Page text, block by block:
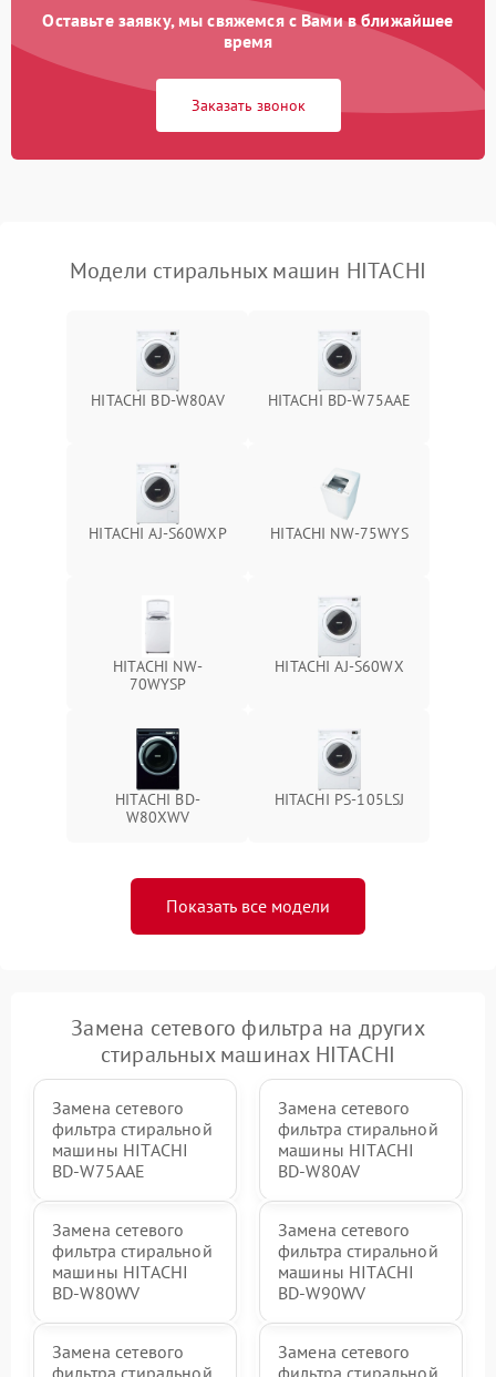
Оставьте заявку, мы свяжемся с Вами в ближайшее
время
Заказать звонок
Модели стиральных машин HITACHI
HITACHI BD-W80AV HITACHI BD-W75AAE
HITACHI AJ-S60WXP HITACHI NW-75WYS
HITACHI NW-
70WYSP
HITACHI AJ-S60WX
HITACHI BD-
W80XWV
HITACHI PS-105LSJ
Показать все модели
Замена сетевого фильтра на других
стиральных машинах HITACHI
Замена сетевого
фильтра стиральной
машины HITACHI
BD-W75AAE
Замена сетевого
фильтра стиральной
машины HITACHI
BD-W80AV
Замена сетевого
фильтра стиральной
машины HITACHI
BD-W80WV
Замена сетевого
фильтра стиральной
машины HITACHI
BD-W90WV
Замена сетевого
Замена сетевого